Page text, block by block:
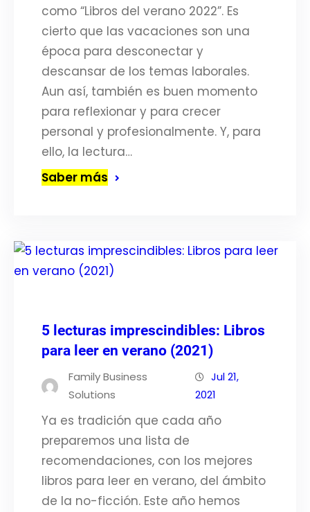
como “Libros del verano 2022”. Es
cierto que las vacaciones son una
época para desconectar y
descansar de los temas laborales.
Aun así, también es buen momento
para reflexionar y para crecer
personal y profesionalmente. Y, para
ello, la lectura…
Saber más
5 lecturas imprescindibles: Libros
para leer en verano (2021)
Family Business
Solutions
Jul 21,
2021
Ya es tradición que cada año
preparemos una lista de
recomendaciones, con los mejores
libros para leer en verano, del ámbito
de la no-ficción. Este año hemos